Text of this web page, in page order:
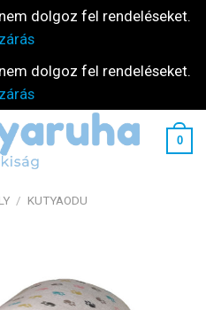
dolgoz fel rendeléseket.
dolgoz fel rendeléseket.
0
/ KUTYAODU